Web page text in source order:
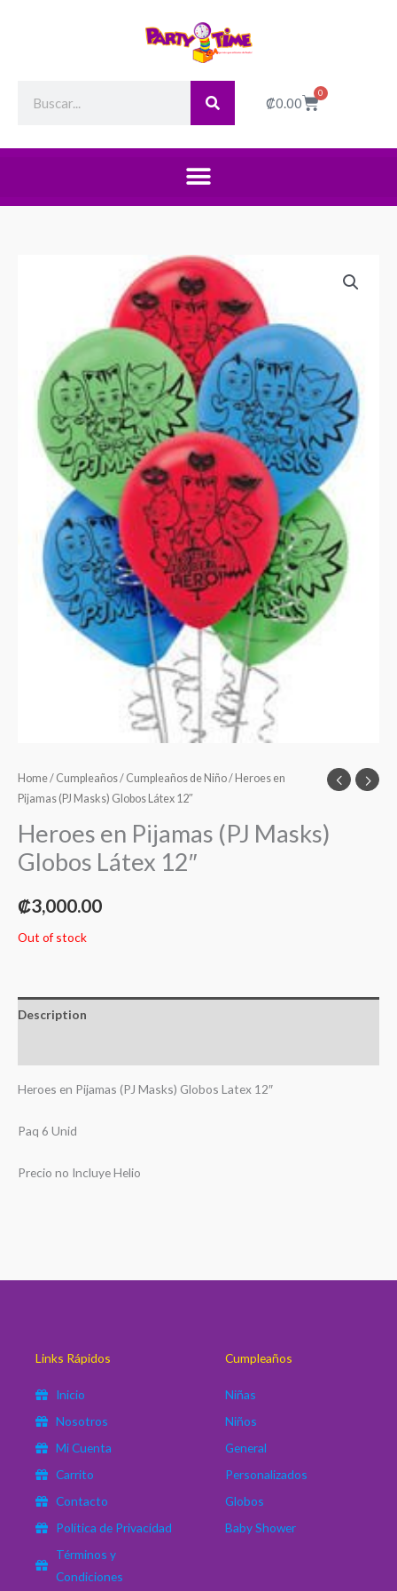
₡0.00
0
Cart
Home/ Cumpleaños/ Cumpleaños de Niño/ Heroes en
Pijamas (PJ Masks) Globos Látex 12″
Heroes en Pijamas (PJ Masks)
Globos Látex 12″
₡3,000.00
Out of stock
Description
Heroes en Pijamas (PJ Masks) Globos Latex 12″
Paq 6 Unid
Precio no Incluye Helio
Links Rápidos
Inicio
Nosotros
Mi Cuenta
Carrito
Contacto
Política de Privacidad
Términos y
Condiciones
Cumpleaños
Niñas
Niños
General
Personalizados
Globos
Baby Shower